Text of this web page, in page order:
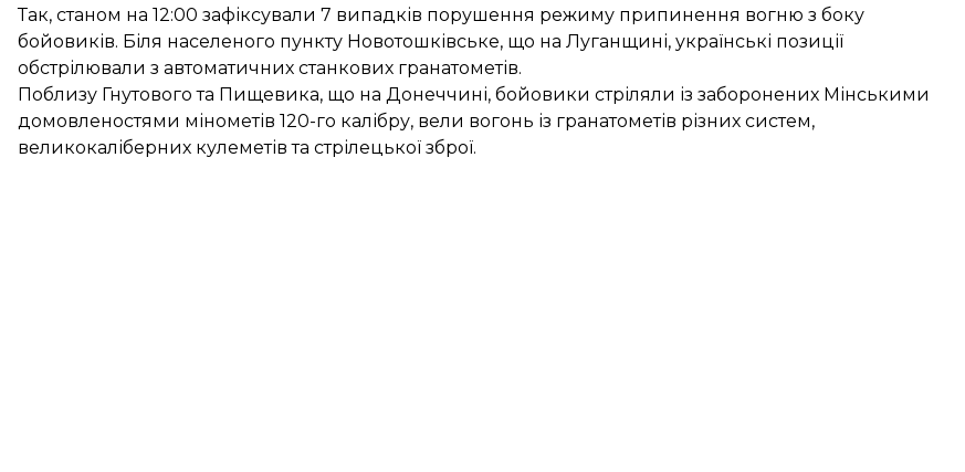
Так, станом на 12:00 зафіксували 7 випадків порушення режиму припинення вогню з боку
бойовиків. Біля населеного пункту Новотошківське, що на Луганщині, українські позиції
обстрілювали з автоматичних станкових гранатометів.
Поблизу Гнутового та Пищевика, що на Донеччині, бойовики стріляли із заборонених Мінськими
домовленостями мінометів 120-го калібру, вели вогонь із гранатометів різних систем,
великокаліберних кулеметів та стрілецької зброї.